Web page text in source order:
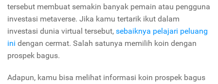
tersebut membuat semakin banyak pemain atau pengguna
investasi metaverse. Jika kamu tertarik ikut dalam
investasi dunia virtual tersebut, sebaiknya pelajari peluang
ini dengan cermat. Salah satunya memilih koin dengan
prospek bagus.
Adapun, kamu bisa melihat informasi koin prospek bagus